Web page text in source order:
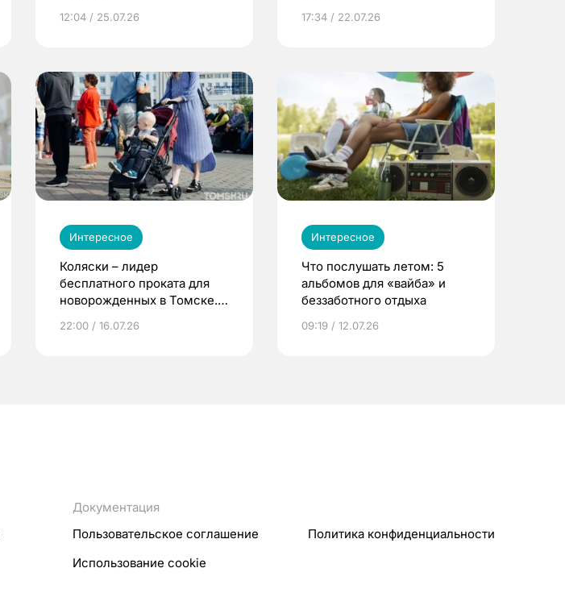
12:04 / 25.07.26 17:34 / 22.07.26
Интересное
Коляски – лидер
бесплатного проката для
новорожденных в Томске.
22:00 / 16.07.26
Интересное
Что послушать летом: 5
альбомов для «вайба» и
беззаботного отдыха
09:19 / 12.07.26
Документация
Пользовательское соглашение
Политика конфиденциальности
Использование cookie